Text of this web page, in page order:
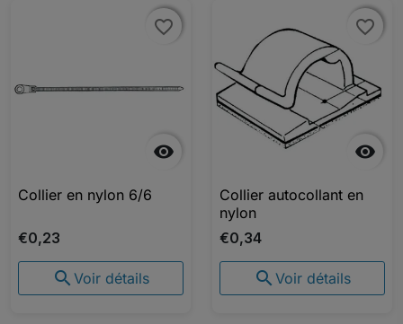

favorite_border
favorite_border
Collier en nylon 6/6
€0,23
 Voir détails

favorite_border
favorite_border
Collier autocollant en
nylon
€0,34
 Voir détails